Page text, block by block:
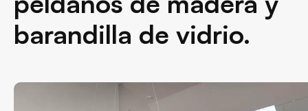
barandilla de vidrio.